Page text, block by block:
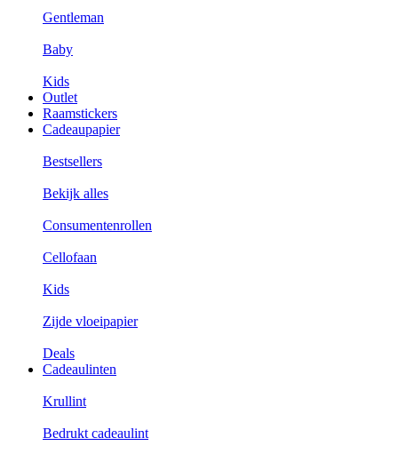
Gentleman
Baby
Kids
Outlet
Raamstickers
Cadeaupapier
Bestsellers
Bekijk alles
Consumentenrollen
Cellofaan
Kids
Zijde vloeipapier
Deals
Cadeaulinten
Krullint
Bedrukt cadeaulint